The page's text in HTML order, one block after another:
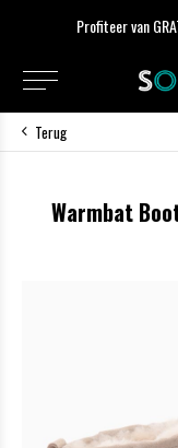
Profiteer van
Terug
Warmbat